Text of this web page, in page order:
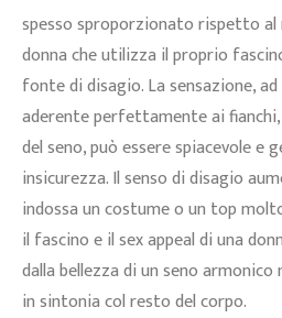
spesso sproporzionato rispetto al
donna che utilizza il proprio
fonte di disagio. La sensazione,
aderente perfettamente ai
del seno, può essere spiacevole e
insicurezza. Il senso di disagio
indossa un costume o un top
il fascino e il sex appeal di una
dalla bellezza di un seno
in sintonia col resto del corpo.